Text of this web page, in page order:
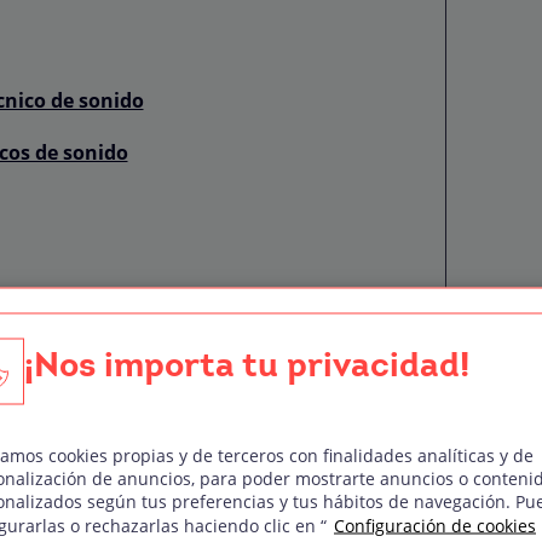
de sonido
de sonido
sonido en Madrid!
en Madrid: un panorama
¡Nos importa tu privacidad!
cookies propias y de terceros con finalidades analíticas y de
de anuncios, para poder mostrarte anuncios o
según tus preferencias y tus hábitos de navegación.
o rechazarlas haciendo clic en “ Configuración de cookies